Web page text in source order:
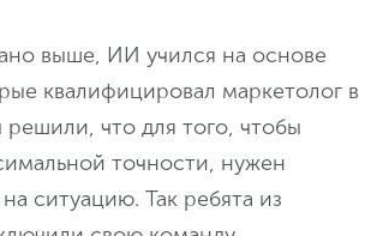
выше, ИИ учился на основе
квалифицировал маркетолог в
что для того, чтобы
точности, нужен
ситуацию. Так ребята из